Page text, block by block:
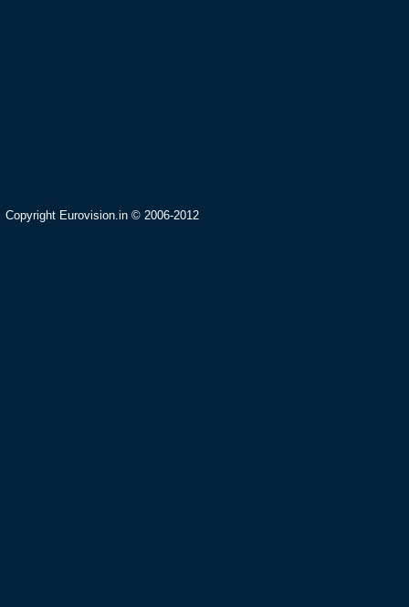
Copyright Eurovision.in © 2006-2012